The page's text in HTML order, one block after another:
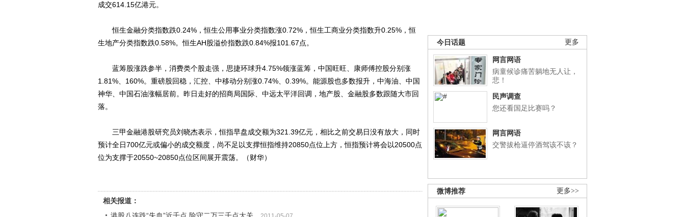
更多
今日话题
网言网语
病童候诊痛苦躺地无人让，
悲！
民声调查
您还看国足比赛吗？
网言网语
交警拔枪逼停酒驾该不该？
更多>>
微博推荐
成交614.15亿港元。
恒生金融分类指数跌0.24%，恒生公用事业分类指数涨0.72%，恒生工商业分类指数升0.25%，恒
生地产分类指数跌0.58%。恒生AH股溢价指数跌0.84%报101.67点。
蓝筹股涨跌参半，消费类个股走强，思捷环球升4.75%领涨蓝筹，中国旺旺、康师傅控股分别涨
1.81%、160%。重磅股回稳，汇控、中移动分别涨0.74%、0.39%。能源股也多数报升，中海油、中国
神华、中国石油涨幅居前。昨日走好的招商局国际、中远太平洋回调，地产股、金融股多数跟随大市回
落。
三甲金融港股研究员刘晓杰表示，恒指早盘成交额为321.39亿元，相比之前交易日没有放大，同时
预计全日700亿元或偏小的成交额度，尚不足以支撑恒指维持20850点位上方，恒指预计将会以20500点
位为支撑于20550~20850点位区间展开震荡。（财华）
相关报道：